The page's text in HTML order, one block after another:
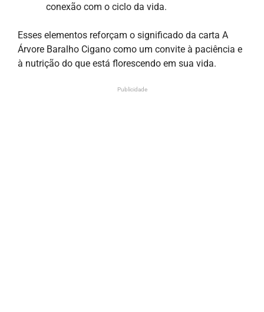
conexão com o ciclo da vida.
Esses elementos reforçam o significado da carta A
Árvore Baralho Cigano como um convite à paciência e
à nutrição do que está florescendo em sua vida.
Publicidade